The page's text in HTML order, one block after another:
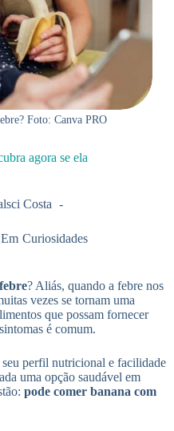
Foto: Canva PRO
agora se ela
Costa
Em Curiosidades
? Aliás, quando a febre nos
vezes se tornam uma
que possam fornecer
é comum.
seu perfil nutricional e facilidade
uma opção saudável em
pode comer banana com